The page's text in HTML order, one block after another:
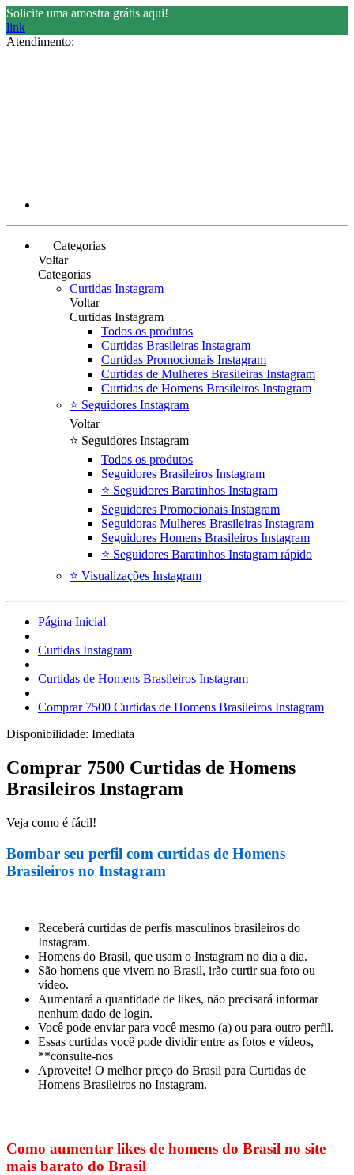
Solicite uma amostra grátis aqui!
link
Atendimento:
Categorias
Voltar
Categorias
Curtidas Instagram
Voltar
Curtidas Instagram
Todos os produtos
Curtidas Brasileiras Instagram
Curtidas Promocionais Instagram
Curtidas de Mulheres Brasileiras Instagram
Curtidas de Homens Brasileiros Instagram
⭐ Seguidores Instagram
Voltar
⭐ Seguidores Instagram
Todos os produtos
Seguidores Brasileiros Instagram
⭐ Seguidores Baratinhos Instagram
Seguidores Promocionais Instagram
Seguidoras Mulheres Brasileiras Instagram
Seguidores Homens Brasileiros Instagram
⭐ Seguidores Baratinhos Instagram rápido
⭐ Visualizações Instagram
Página Inicial
Curtidas Instagram
Curtidas de Homens Brasileiros Instagram
Comprar 7500 Curtidas de Homens Brasileiros Instagram
Disponibilidade: Imediata
Comprar 7500 Curtidas de Homens
Brasileiros Instagram
Veja como é fácil!
Bombar seu perfil com curtidas de Homens
Brasileiros no Instagram
Receberá curtidas de perfis masculinos brasileiros do
Instagram.
Homens do Brasil, que usam o Instagram no dia a dia.
São homens que vivem no Brasil, irão curtir sua foto ou
vídeo.
Aumentará a quantidade de likes, não precisará informar
nenhum dado de login.
Você pode enviar para você mesmo (a) ou para outro perfil.
Essas curtidas você pode dividir entre as fotos e vídeos,
**consulte-nos
Aproveite! O melhor preço do Brasil para Curtidas de
Homens Brasileiros no Instagram.
Como aumentar likes de homens do Brasil no site
mais barato do Brasil